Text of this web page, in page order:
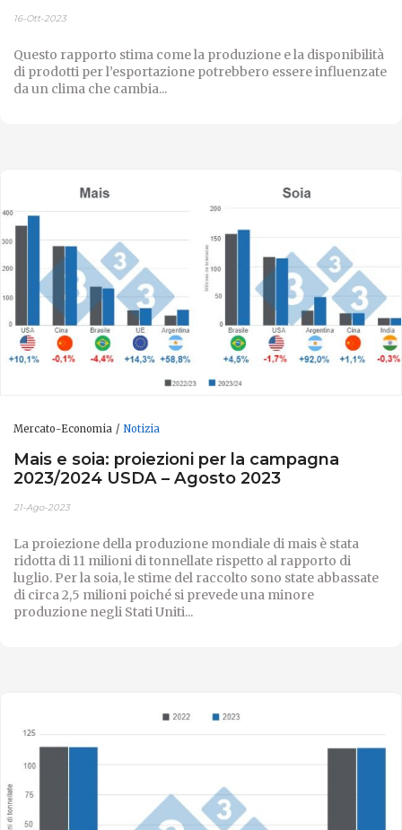
16-Ott-2023
Questo rapporto stima come la produzione e la disponibilità
di prodotti per l’esportazione potrebbero essere influenzate
da un clima che cambia...
Mercato-Economia Notizia
Mais e soia: proiezioni per la campagna
2023/2024 USDA – Agosto 2023
21-Ago-2023
La proiezione della produzione mondiale di mais è stata
ridotta di 11 milioni di tonnellate rispetto al rapporto di
luglio. Per la soia, le stime del raccolto sono state abbassate
di circa 2,5 milioni poiché si prevede una minore
produzione negli Stati Uniti...